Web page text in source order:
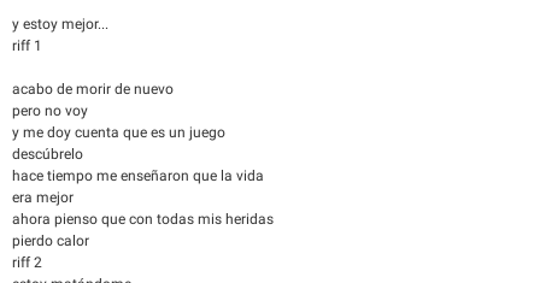
y estoy mejor...
riff 1
acabo de morir de nuevo
pero no voy
y me doy cuenta que es un juego
descúbrelo
hace tiempo me enseñaron que la vida
era mejor
ahora pienso que con todas mis heridas
pierdo calor
riff 2